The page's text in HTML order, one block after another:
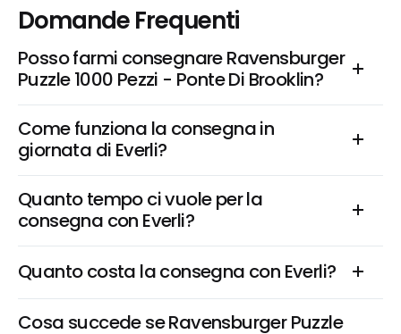
Domande Frequenti
Posso farmi consegnare Ravensburger
Puzzle 1000 Pezzi - Ponte Di Brooklin?
Come funziona la consegna in
giornata di Everli?
Quanto tempo ci vuole per la
consegna con Everli?
Quanto costa la consegna con Everli?
Cosa succede se Ravensburger Puzzle